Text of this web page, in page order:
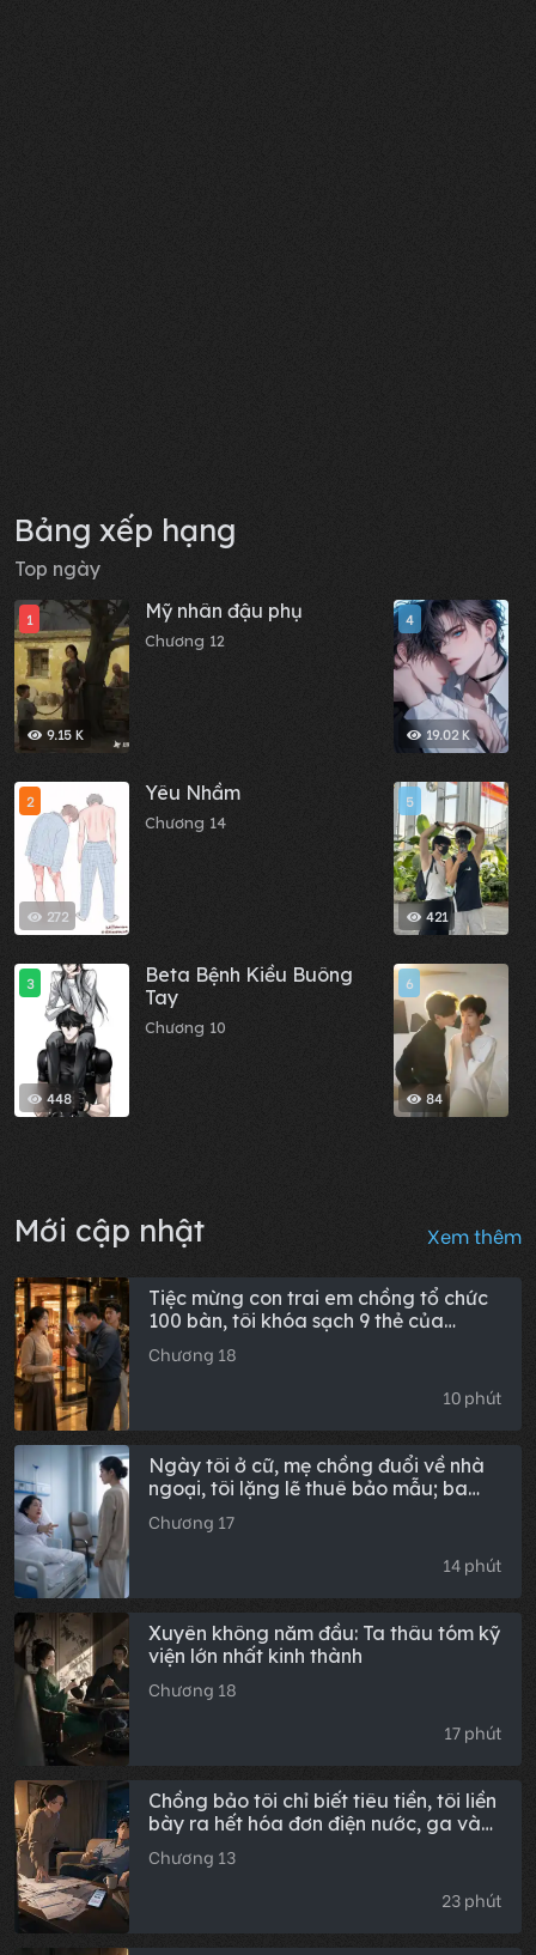
Bảng xếp hạng
Top ngày
9.15 K
1 Mỹ nhân đậu phụ
Chương 12
272
2 Yêu Nhầm
Chương 14
448
3
Beta Bệnh Kiều Buông
Tay
Chương 10
19.02 K
4
421
5
84
6
Mới cập nhật Xem thêm
Tiệc mừng con trai em chồng tổ chức
100 bàn, tôi khóa sạch 9 thẻ của
chồng khiến anh ta cuống cuồng giục
trả tiền, tôi đáp: Đó có phải con ông
Chương 18
10 phút
Ngày tôi ở cữ, mẹ chồng đuổi về nhà
ngoại, tôi lặng lẽ thuê bảo mẫu; ba
năm sau, bà nằm viện nghe tôi nhắc lại
câu nói ấy, chiếc cốc trên tay rơi vỡ
Chương 17
14 phút
Xuyên không năm đầu: Ta thâu tóm kỹ
viện lớn nhất kinh thành
Chương 18
17 phút
Chồng bảo tôi chỉ biết tiêu tiền, tôi liền
bày ra hết hóa đơn điện nước, ga và
phí quản lý: 'Những khoản này, là anh
đóng hay tôi đóng?'
Chương 13
23 phút